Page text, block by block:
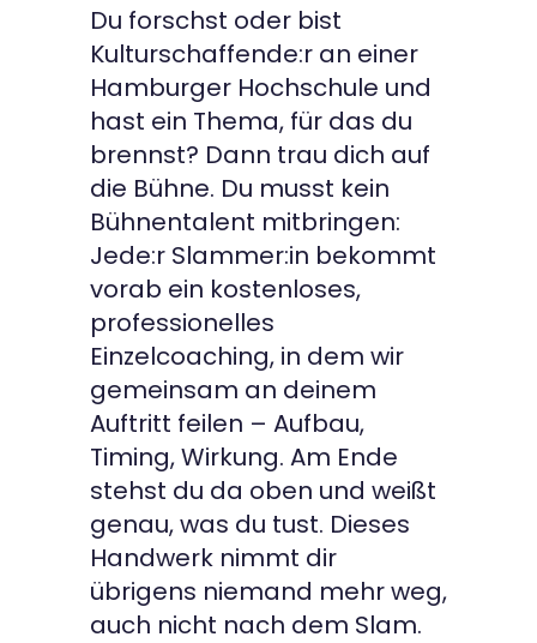
Du forschst oder bist
Kulturschaffende:r an einer
Hamburger Hochschule und
hast ein Thema, für das du
brennst? Dann trau dich auf
die Bühne. Du musst kein
Bühnentalent mitbringen:
Jede:r Slammer:in bekommt
vorab ein kostenloses,
professionelles
Einzelcoaching, in dem wir
gemeinsam an deinem
Auftritt feilen – Aufbau,
Timing, Wirkung. Am Ende
stehst du da oben und weißt
genau, was du tust. Dieses
Handwerk nimmt dir
übrigens niemand mehr weg,
auch nicht nach dem Slam.